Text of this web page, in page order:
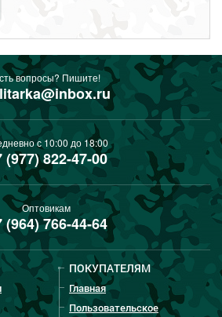
вопросы? Пишите!
с 10:00 до 18:00
(977) 822-47-00
Оптовикам
(964) 766-44-64
ПОКУПАТЕЛЯМ
Главная
Пользовательское